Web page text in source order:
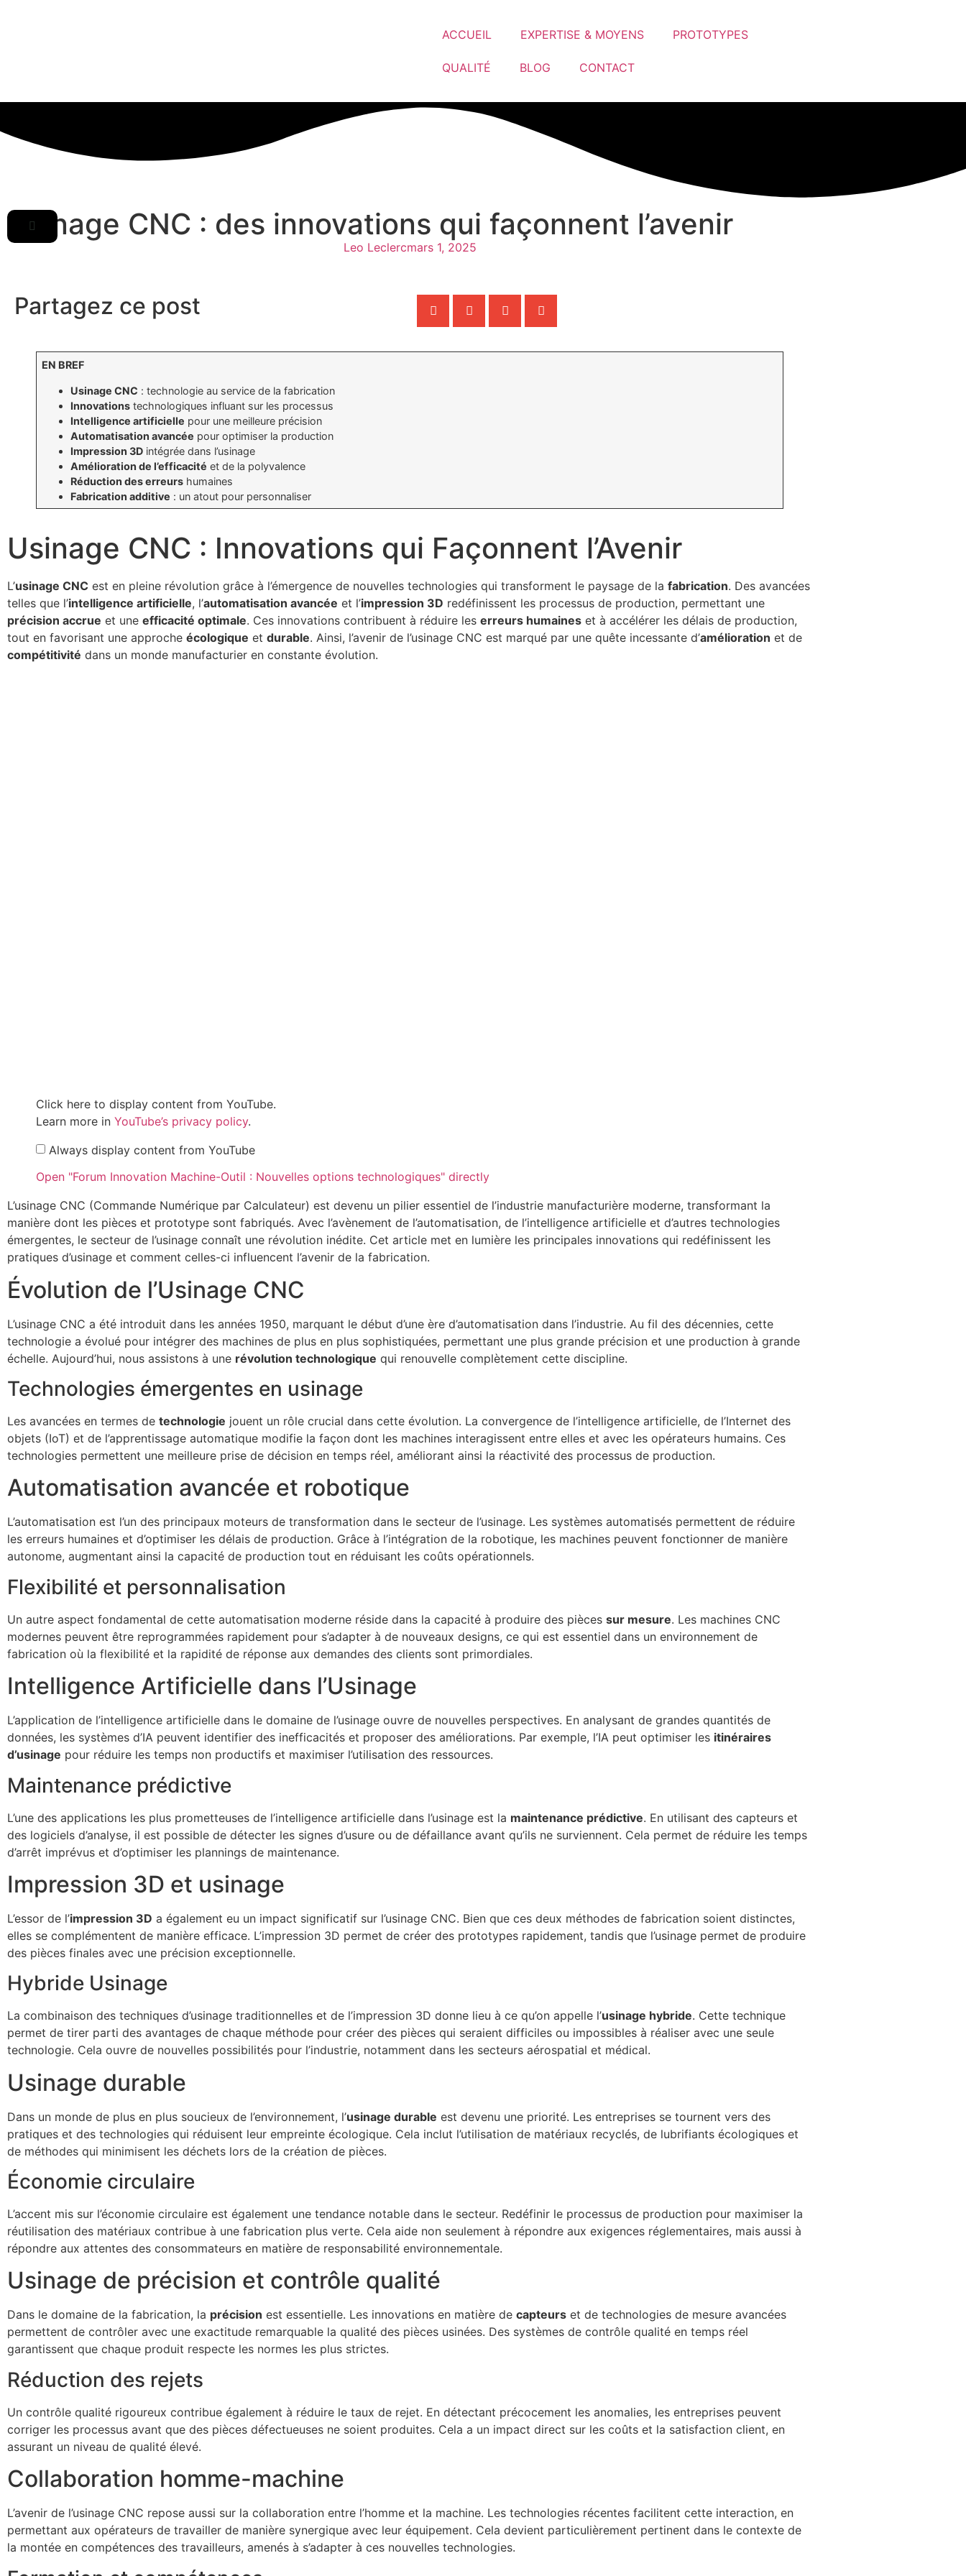
ACCUEIL EXPERTISE & MOYENS PROTOTYPES
QUALITÉ BLOG CONTACT
Usinage CNC : des innovations qui façonnent l’avenir
Leo Leclercmars 1, 2025
Partagez ce post
EN BREF
Usinage CNC : technologie au service de la fabrication
Innovations technologiques influant sur les processus
Intelligence artificielle pour une meilleure précision
Automatisation avancée pour optimiser la production
Impression 3D intégrée dans l’usinage
Amélioration de l’efficacité et de la polyvalence
Réduction des erreurs humaines
Fabrication additive : un atout pour personnaliser
Usinage CNC : Innovations qui Façonnent l’Avenir
L’usinage CNC est en pleine révolution grâce à l’émergence de nouvelles technologies qui transforment le paysage de la fabrication. Des avancées
telles que l’intelligence artificielle, l’automatisation avancée et l’impression 3D redéfinissent les processus de production, permettant une
précision accrue et une efficacité optimale. Ces innovations contribuent à réduire les erreurs humaines et à accélérer les délais de production,
tout en favorisant une approche écologique et durable. Ainsi, l’avenir de l’usinage CNC est marqué par une quête incessante d’amélioration et de
compétitivité dans un monde manufacturier en constante évolution.
Click here to display content from YouTube.
Learn more in YouTube’s privacy policy.
Always display content from YouTube
Open "Forum Innovation Machine-Outil : Nouvelles options technologiques" directly
L’usinage CNC (Commande Numérique par Calculateur) est devenu un pilier essentiel de l’industrie manufacturière moderne, transformant la
manière dont les pièces et prototype sont fabriqués. Avec l’avènement de l’automatisation, de l’intelligence artificielle et d’autres technologies
émergentes, le secteur de l’usinage connaît une révolution inédite. Cet article met en lumière les principales innovations qui redéfinissent les
pratiques d’usinage et comment celles-ci influencent l’avenir de la fabrication.
Évolution de l’Usinage CNC
L’usinage CNC a été introduit dans les années 1950, marquant le début d’une ère d’automatisation dans l’industrie. Au fil des décennies, cette
technologie a évolué pour intégrer des machines de plus en plus sophistiquées, permettant une plus grande précision et une production à grande
échelle. Aujourd’hui, nous assistons à une révolution technologique qui renouvelle complètement cette discipline.
Technologies émergentes en usinage
Les avancées en termes de technologie jouent un rôle crucial dans cette évolution. La convergence de l’intelligence artificielle, de l’Internet des
objets (IoT) et de l’apprentissage automatique modifie la façon dont les machines interagissent entre elles et avec les opérateurs humains. Ces
technologies permettent une meilleure prise de décision en temps réel, améliorant ainsi la réactivité des processus de production.
Automatisation avancée et robotique
L’automatisation est l’un des principaux moteurs de transformation dans le secteur de l’usinage. Les systèmes automatisés permettent de réduire
les erreurs humaines et d’optimiser les délais de production. Grâce à l’intégration de la robotique, les machines peuvent fonctionner de manière
autonome, augmentant ainsi la capacité de production tout en réduisant les coûts opérationnels.
Flexibilité et personnalisation
Un autre aspect fondamental de cette automatisation moderne réside dans la capacité à produire des pièces sur mesure. Les machines CNC
modernes peuvent être reprogrammées rapidement pour s’adapter à de nouveaux designs, ce qui est essentiel dans un environnement de
fabrication où la flexibilité et la rapidité de réponse aux demandes des clients sont primordiales.
Intelligence Artificielle dans l’Usinage
L’application de l’intelligence artificielle dans le domaine de l’usinage ouvre de nouvelles perspectives. En analysant de grandes quantités de
données, les systèmes d’IA peuvent identifier des inefficacités et proposer des améliorations. Par exemple, l’IA peut optimiser les itinéraires
d’usinage pour réduire les temps non productifs et maximiser l’utilisation des ressources.
Maintenance prédictive
L’une des applications les plus prometteuses de l’intelligence artificielle dans l’usinage est la maintenance prédictive. En utilisant des capteurs et
des logiciels d’analyse, il est possible de détecter les signes d’usure ou de défaillance avant qu’ils ne surviennent. Cela permet de réduire les temps
d’arrêt imprévus et d’optimiser les plannings de maintenance.
Impression 3D et usinage
L’essor de l’impression 3D a également eu un impact significatif sur l’usinage CNC. Bien que ces deux méthodes de fabrication soient distinctes,
elles se complémentent de manière efficace. L’impression 3D permet de créer des prototypes rapidement, tandis que l’usinage permet de produire
des pièces finales avec une précision exceptionnelle.
Hybride Usinage
La combinaison des techniques d’usinage traditionnelles et de l’impression 3D donne lieu à ce qu’on appelle l’usinage hybride. Cette technique
permet de tirer parti des avantages de chaque méthode pour créer des pièces qui seraient difficiles ou impossibles à réaliser avec une seule
technologie. Cela ouvre de nouvelles possibilités pour l’industrie, notamment dans les secteurs aérospatial et médical.
Usinage durable
Dans un monde de plus en plus soucieux de l’environnement, l’usinage durable est devenu une priorité. Les entreprises se tournent vers des
pratiques et des technologies qui réduisent leur empreinte écologique. Cela inclut l’utilisation de matériaux recyclés, de lubrifiants écologiques et
de méthodes qui minimisent les déchets lors de la création de pièces.
Économie circulaire
L’accent mis sur l’économie circulaire est également une tendance notable dans le secteur. Redéfinir le processus de production pour maximiser la
réutilisation des matériaux contribue à une fabrication plus verte. Cela aide non seulement à répondre aux exigences réglementaires, mais aussi à
répondre aux attentes des consommateurs en matière de responsabilité environnementale.
Usinage de précision et contrôle qualité
Dans le domaine de la fabrication, la précision est essentielle. Les innovations en matière de capteurs et de technologies de mesure avancées
permettent de contrôler avec une exactitude remarquable la qualité des pièces usinées. Des systèmes de contrôle qualité en temps réel
garantissent que chaque produit respecte les normes les plus strictes.
Réduction des rejets
Un contrôle qualité rigoureux contribue également à réduire le taux de rejet. En détectant précocement les anomalies, les entreprises peuvent
corriger les processus avant que des pièces défectueuses ne soient produites. Cela a un impact direct sur les coûts et la satisfaction client, en
assurant un niveau de qualité élevé.
Collaboration homme-machine
L’avenir de l’usinage CNC repose aussi sur la collaboration entre l’homme et la machine. Les technologies récentes facilitent cette interaction, en
permettant aux opérateurs de travailler de manière synergique avec leur équipement. Cela devient particulièrement pertinent dans le contexte de
la montée en compétences des travailleurs, amenés à s’adapter à ces nouvelles technologies.